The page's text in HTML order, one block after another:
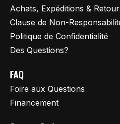
Achats, Expéditions &
Clause de Non-
Politique de Confidentialité
Des Questions?
FAQ
Foire aux Questions
Financement